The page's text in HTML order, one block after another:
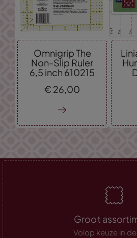
Omnigrip The
Non-Slip Ruler
6,5 inch 610215
€ 26,00
Groot
Volop keuze in